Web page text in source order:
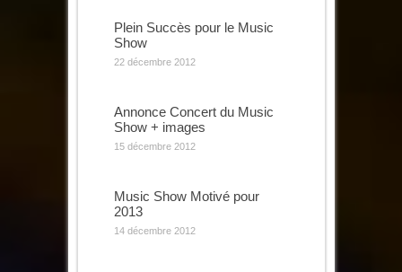
Plein Succès pour le Music
Show
22 décembre 2012
Annonce Concert du Music
Show + images
15 décembre 2012
Music Show Motivé pour
2013
14 décembre 2012